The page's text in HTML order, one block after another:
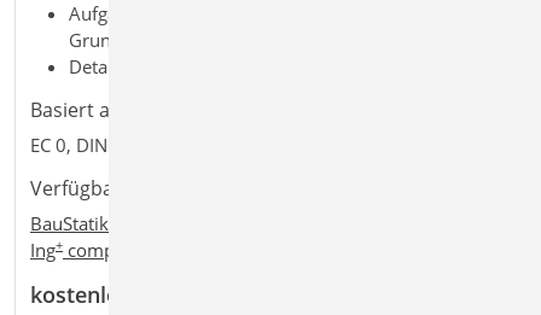
Aufgaben: Dokumentation; Tragwerksplanung;
Grundlagen & Einwirkungen
Detailaufgaben: Lastermittlung und Lastverteilung
Basiert auf den Normen:
EC 0, DIN EN 1990:2010-12
Verfügbar in den Paketen:
BauStatik compact
Ing+ compact
kostenlos